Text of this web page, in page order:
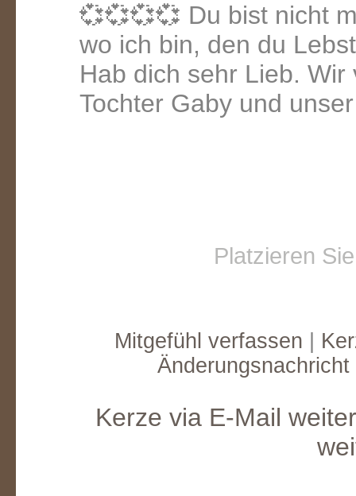
💞💞💞💞 Du bist nicht
wo ich bin, den du
Hab dich sehr Lieb.
Tochter Gaby und
Platzieren
Mitgefühl verfassen
Kerze via E-Mail